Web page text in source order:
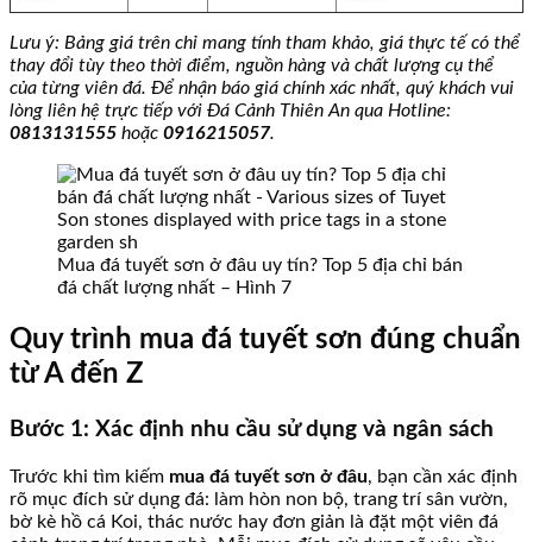
Lưu ý: Bảng giá trên chỉ mang tính tham khảo, giá thực tế có thể
thay đổi tùy theo thời điểm, nguồn hàng và chất lượng cụ thể
của từng viên đá. Để nhận báo giá chính xác nhất, quý khách vui
lòng liên hệ trực tiếp với Đá Cảnh Thiên An qua Hotline:
0813131555 hoặc 0916215057.
Mua đá tuyết sơn ở đâu uy tín? Top 5 địa chỉ bán
đá chất lượng nhất – Hình 7
Quy trình mua đá tuyết sơn đúng chuẩn
từ A đến Z
Bước 1: Xác định nhu cầu sử dụng và ngân sách
Trước khi tìm kiếm mua đá tuyết sơn ở đâu, bạn cần xác định
rõ mục đích sử dụng đá: làm hòn non bộ, trang trí sân vườn,
bờ kè hồ cá Koi, thác nước hay đơn giản là đặt một viên đá